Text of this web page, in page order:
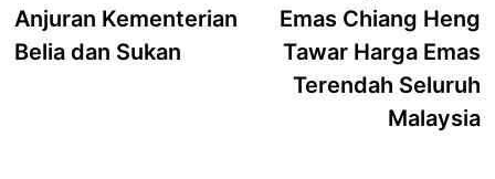
Anjuran Kementerian
Belia dan Sukan
Emas Chiang Heng
Tawar Harga Emas
Terendah Seluruh
Malaysia